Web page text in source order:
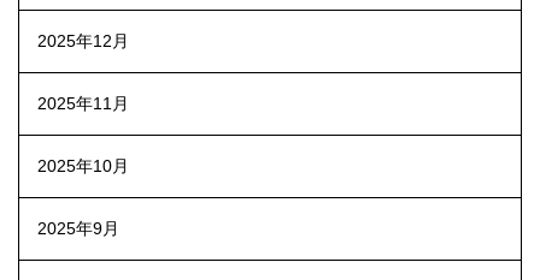
2025年12月
2025年11月
2025年10月
2025年9月